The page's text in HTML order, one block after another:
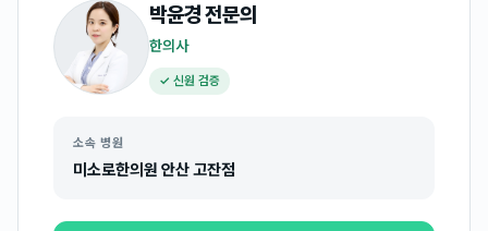
박윤경전문의
한의사
✓ 신원 검증
소속 병원
미소로한의원 안산 고잔점